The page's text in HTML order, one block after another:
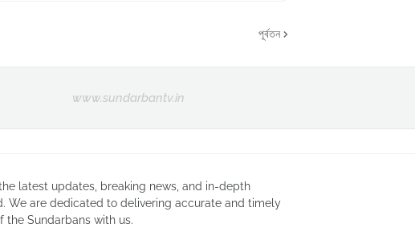
পূর্বতন
www.sundarbantv.in
latest updates, breaking news, and in-depth
We are dedicated to delivering accurate and timely
the Sundarbans with us.